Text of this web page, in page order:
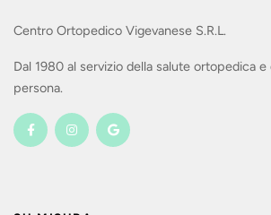
Centro Ortopedico Vigevanese S.R.L.
Dal 1980 al servizio della salute ortopedica
persona.